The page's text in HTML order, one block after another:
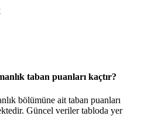
taban puanları kaçtır?
bölümüne ait taban puanları
Güncel veriler tabloda yer